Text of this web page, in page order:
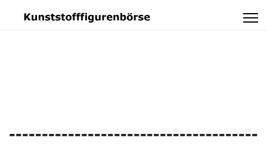
--------------------------------------